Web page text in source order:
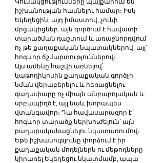
Կուսակցությունները պայքարում են՝
իշխանության հասնելու համար։ Իսկ
Եկեղեցին, այդ իմաստով, չունի
մրցակիցներ. այն գործում է հավատի
տարածման դաշտում և առաջնորդվում
ոչ թե քաղաքական նպատակներով, այլ՝
հոգևոր ճշմարտություններով։
Այս ամենը հաշվի առնելով՝
կաթողիկոսին քաղաքական գործչի
նման վերաբերելու և հեռացնելու
գաղափարը ոչ միայն անբարոյական և
սրբապիղծ է, այլ նաև խորապես
վտանգավոր։ Դա հավասարազոր է
հոգևոր տարածք ներխուժելուն՝ այն
քաղաքականացնելու նկատառումով։
Եթե իշխանությունը փորձում է իր
քաղաքական մոդելներն ու մեթոդները
կիրառել Եկեղեցու նկատմամբ, ապա